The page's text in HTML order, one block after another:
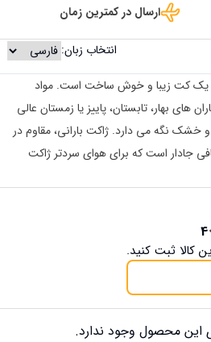
ارسال در کمترین زمان
انتخاب زبان:
یک کت زیبا و خوش ساخت است. مواد
های بهار، تابستان، پاییز یا زمستان عالی
و خشک نگه می دارد. ژاکت بارانی، مقاوم در
کافی جادار است که برای هوای سردتر ژاکت
4
کالا ثبت کنید.
این محصول وجود ندارد.